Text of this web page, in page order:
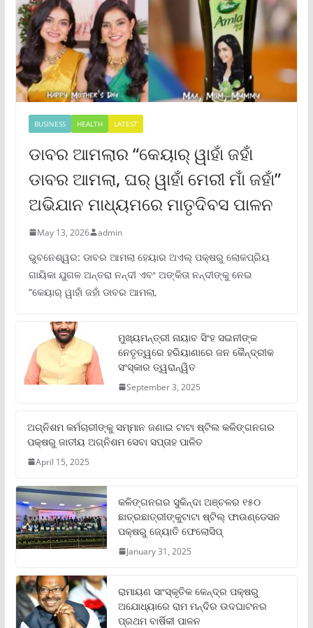
BUSINESS HEALTH LATEST
ଡାବର ଆମଲାର “କେୟାର୍ ୱାହାଁ ଜହାଁ
ଡାବର ଆମଲା, ଘର୍ ୱାହାଁ ମେରୀ ମାଁ ଜହାଁ”
ଅଭିଯାନ ମାଧ୍ୟମରେ ମାତୃଦିବସ ପାଳନ
May 13, 2026 admin
ଭୁବନେଶ୍ୱର: ଡାବର ଆମଲା ହେୟାର ଅଏଲ୍ ପକ୍ଷରୁ ଲୋକପ୍ରିୟ
ଗାୟିକା ଯୁଗଳ ଅନ୍ତରା ନନ୍ଦୀ ଏବଂ ଅଙ୍କିତା ନନ୍ଦୀଙ୍କୁ ନେଇ
“କେୟାର୍ ୱାହାଁ ଜହାଁ ଡାବର ଆମଲା,
ମୁଖ୍ୟମନ୍ତ୍ରୀ ନାୟାବ ସିଂହ ସଇନୀଙ୍କ
ନେତୃତ୍ୱରେ ହରିୟାଣାରେ ଜନ କୈନ୍ଦ୍ରୀକ
ସଂସ୍କାର ତ୍ୱରାନ୍ୱିତ
September 3, 2025
ଅଗ୍ନିଶମ କର୍ମଚାରୀଙ୍କୁ ସମ୍ମାନ ଜଣାଇ ଟାଟା ଷ୍ଟିଲ କଳିଙ୍ଗନଗର
ପକ୍ଷରୁ ଜାତୀୟ ଅଗ୍ନିଶମ ସେବା ସପ୍ତାହ ପାଳିତ
April 15, 2025
କଳିଙ୍ଗନଗର ସୁକିନ୍ଦା ଅଞ୍ଚଳର ୧୫୦
ଛାତ୍ରଛାତ୍ରୀଙ୍କୁଟାଟା ଷ୍ଟିଲ୍ ଫାଉଣ୍ଡେସନ
ପକ୍ଷରୁ ଜ୍ୟୋତି ଫେଲୋସିପ୍‌
January 31, 2025
ରାମାୟଣ ସାଂସ୍କୃତିକ କେନ୍ଦ୍ର ପକ୍ଷରୁ
ଅଯୋଧ୍ୟାରେ ରାମ ମନ୍ଦିର ଉଦଘାଟନର
ପ୍ରଥମ ବାର୍ଷିକୀ ପାଳନ